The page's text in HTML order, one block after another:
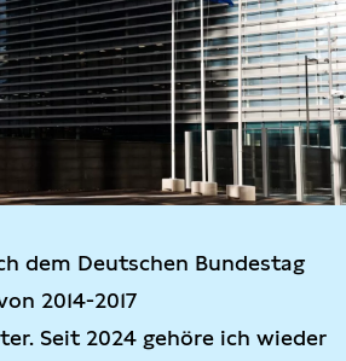
dem Deutschen Bundestag
2014-2017
Seit 2024 gehöre ich wieder